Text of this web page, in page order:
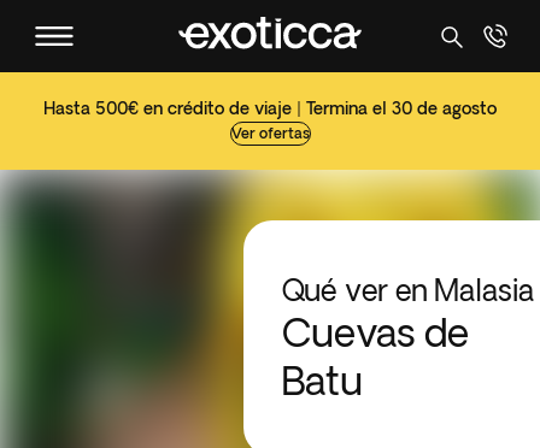
Hasta 500€ en crédito de viaje | Termina el 30 de agosto
Ver ofertas
Qué ver en Malasia
Cuevas de
Batu